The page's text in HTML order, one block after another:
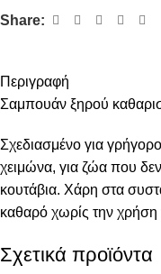
Share:
Περιγραφή
Σαμπουάν ξηρού
Σχεδιασμένο για
χειμώνα, για ζώα που
κουτάβια. Χάρη στα
καθαρό χωρίς την
Σχετικά προϊόντα